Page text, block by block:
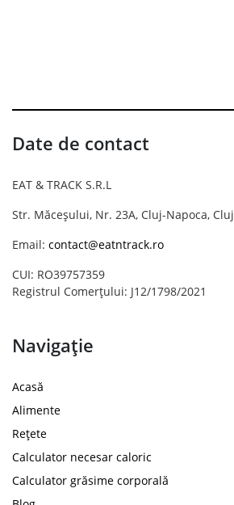
Date de contact
EAT & TRACK S.R.L
Str. Măceșului, Nr. 23A, Cluj-Napoca, Cluj
Email: contact@eatntrack.ro
CUI: RO39757359
Registrul Comerțului: J12/1798/2021
Navigație
Acasă
Alimente
Rețete
Calculator necesar caloric
Calculator grăsime corporală